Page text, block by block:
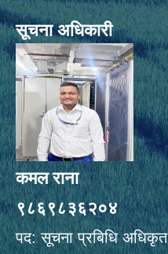
सूचना अधिकारी
कमल राना
९८६९८३६२०४
पद: सूचना प्रबिधि अधिकृत